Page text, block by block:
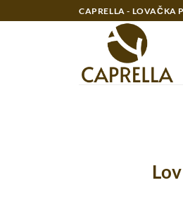
na
CAPRELLA - LOVAČKA